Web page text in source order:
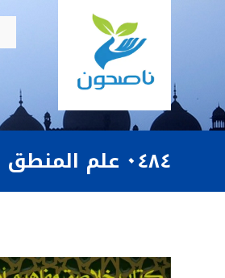
٠٤٨٤ علم المنطق